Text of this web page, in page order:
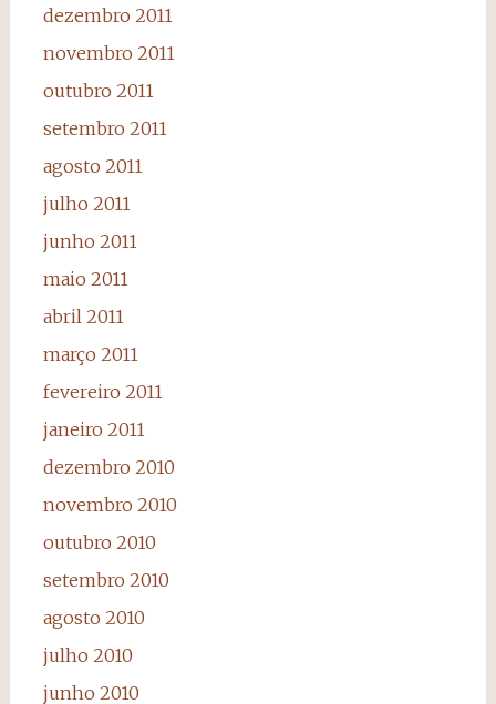
dezembro 2011
novembro 2011
outubro 2011
setembro 2011
agosto 2011
julho 2011
junho 2011
maio 2011
abril 2011
março 2011
fevereiro 2011
janeiro 2011
dezembro 2010
novembro 2010
outubro 2010
setembro 2010
agosto 2010
julho 2010
junho 2010